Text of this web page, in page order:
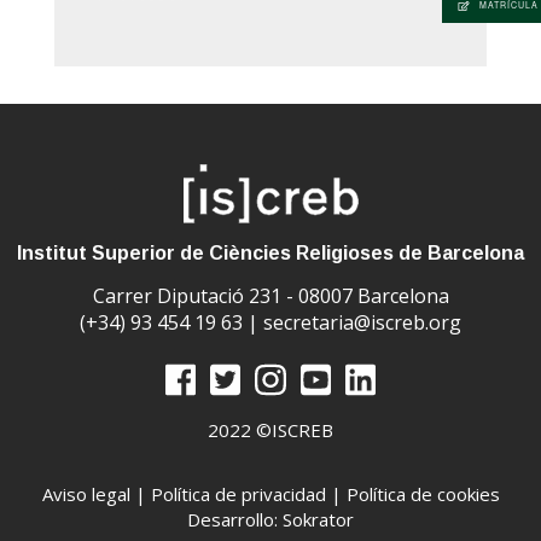
MATRÍCULA
Institut Superior de Ciències Religioses de Barcelona
Carrer Diputació 231 - 08007 Barcelona
(+34) 93 454 19 63 | secretaria@iscreb.org
2022 ©ISCREB
Aviso legal | Política de privacidad | Política de cookies
Desarrollo: Sokrator